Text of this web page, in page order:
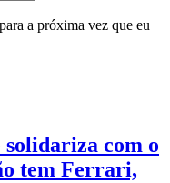
a próxima vez que eu
solidariza com o
tem Ferrari,